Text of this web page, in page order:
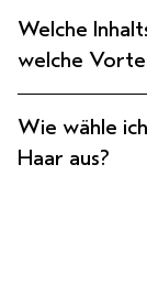
Welche
welche
Wie wähle
Haar aus?